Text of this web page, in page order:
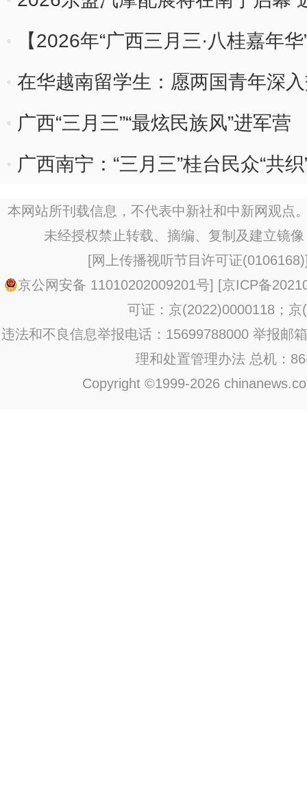
【2026年“广西三月三·八桂嘉年
里醉春光
在华越南留学生：愿两国青年深
广西“三月三”“最炫民族风”进军营
广西南宁：“三月三”桂台民众“共
本网站所刊载信息，不代表中新社和中新网观点
未经授权禁止转载、摘编、复制及建立镜
[网上传播视听节目许可证(0106168)
京公网安备 11010202009201号] [京ICP备
可证：京(2022)0000118；京
违法和不良信息举报电话：15699788000 举报邮
理和处置管理办法 总机：
Copyright ©1999-2026